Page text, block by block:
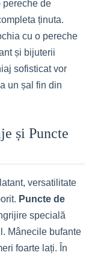
pereche de
ținuta.
cu o pereche
și bijuterii
sofisticat vor
un șal fin din
și Puncte
versatilitate
Puncte de
specială
Mânecile bufante
foarte lați. În